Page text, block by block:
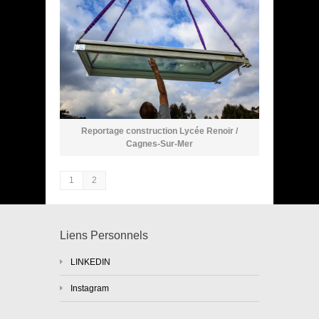
Reportage construction Lycée Renoir /
Cagnes-Sur-Mer
1 2
Liens Personnels
LINKEDIN
Instagram